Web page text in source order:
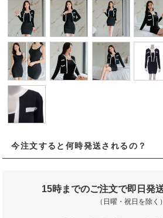
今注文すると何時発送されるの？
15時までのご注文で即日発
（日曜・祝日を除く）